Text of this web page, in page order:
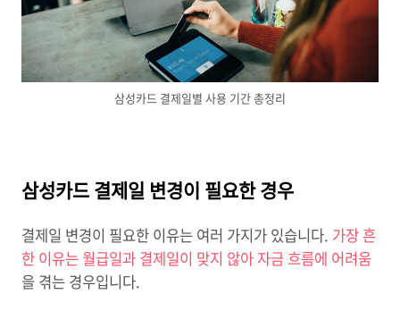
삼성카드 결제일별 사용 기간 총정리
삼성카드 결제일 변경이 필요한 경우
결제일 변경이 필요한 이유는 여러 가지가 있습니다. 가장 흔
한 이유는 월급일과 결제일이 맞지 않아 자금 흐름에 어려움
을 겪는 경우입니다.